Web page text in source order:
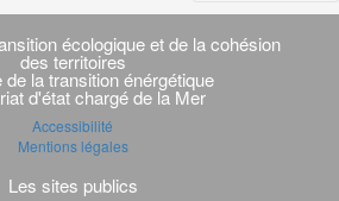
écologique et de la cohésion
des territoires
de la transition énérgétique
d'état chargé de la Mer
Accessibilité
Mentions légales
Les sites publics